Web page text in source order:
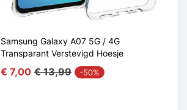
Samsung Galaxy A07 5G / 4G
Transparant Verstevigd Hoesje
€ 7,00 € 13,99 -50%